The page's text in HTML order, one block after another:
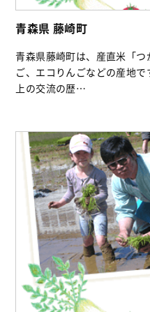
青森県 藤崎町
青森県藤崎町は、産直米「
ご、エコりんごなどの産地
上の交流の歴…